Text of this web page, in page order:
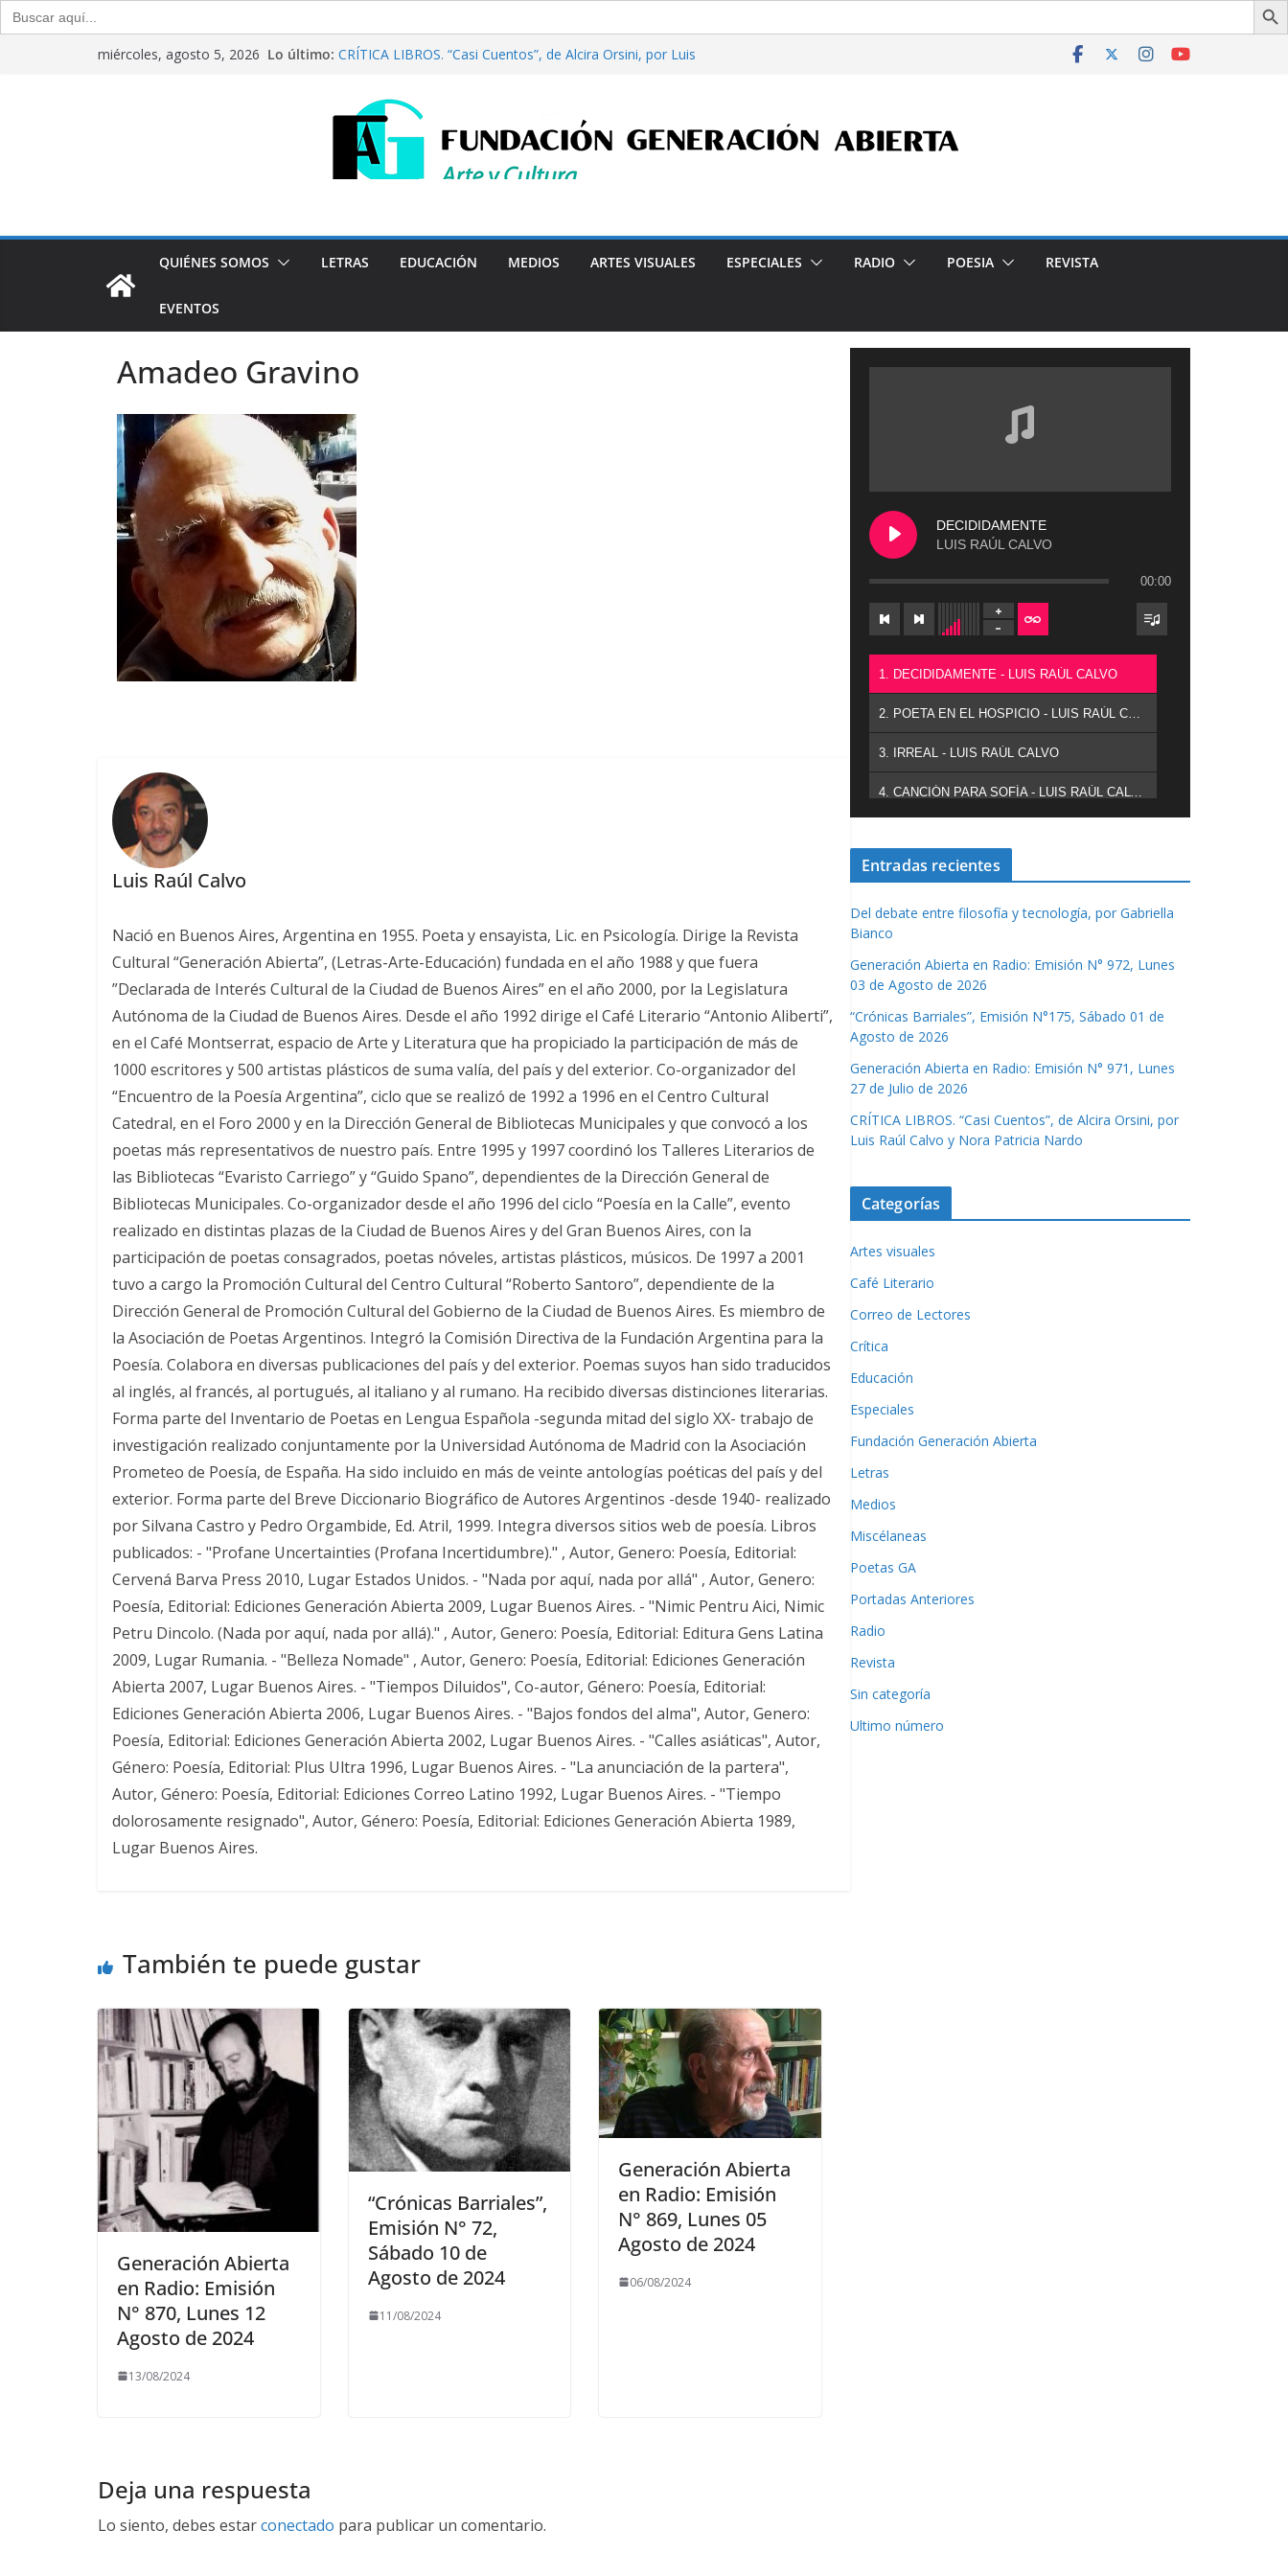
Buscar:
miércoles, agosto 5, 2026 Lo último: CRÍTICA LIBROS. “Casi Cuentos”, de Alcira Orsini, por Luis
Generación Abierta en Radio: Emisión N° 972, Lunes 03 de
Agosto de 2026
“Crónicas Barriales”, Emisión N°175, Sábado 01 de Agosto de
2026
QUIÉNES SOMOS LETRAS EDUCACIÓN MEDIOS ARTES VISUALES ESPECIALES RADIO POESIA REVISTA
EVENTOS
Amadeo Gravino
Luis Raúl Calvo
Nació en Buenos Aires, Argentina en 1955. Poeta y ensayista, Lic. en Psicología. Dirige la Revista
Cultural “Generación Abierta”, (Letras-Arte-Educación) fundada en el año 1988 y que fuera
”Declarada de Interés Cultural de la Ciudad de Buenos Aires” en el año 2000, por la Legislatura
Autónoma de la Ciudad de Buenos Aires. Desde el año 1992 dirige el Café Literario “Antonio Aliberti”,
en el Café Montserrat, espacio de Arte y Literatura que ha propiciado la participación de más de
1000 escritores y 500 artistas plásticos de suma valía, del país y del exterior. Co-organizador del
“Encuentro de la Poesía Argentina”, ciclo que se realizó de 1992 a 1996 en el Centro Cultural
Catedral, en el Foro 2000 y en la Dirección General de Bibliotecas Municipales y que convocó a los
poetas más representativos de nuestro país. Entre 1995 y 1997 coordinó los Talleres Literarios de
las Bibliotecas “Evaristo Carriego” y “Guido Spano”, dependientes de la Dirección General de
Bibliotecas Municipales. Co-organizador desde el año 1996 del ciclo “Poesía en la Calle”, evento
realizado en distintas plazas de la Ciudad de Buenos Aires y del Gran Buenos Aires, con la
participación de poetas consagrados, poetas nóveles, artistas plásticos, músicos. De 1997 a 2001
tuvo a cargo la Promoción Cultural del Centro Cultural “Roberto Santoro”, dependiente de la
Dirección General de Promoción Cultural del Gobierno de la Ciudad de Buenos Aires. Es miembro de
la Asociación de Poetas Argentinos. Integró la Comisión Directiva de la Fundación Argentina para la
Poesía. Colabora en diversas publicaciones del país y del exterior. Poemas suyos han sido traducidos
al inglés, al francés, al portugués, al italiano y al rumano. Ha recibido diversas distinciones literarias.
Forma parte del Inventario de Poetas en Lengua Española -segunda mitad del siglo XX- trabajo de
investigación realizado conjuntamente por la Universidad Autónoma de Madrid con la Asociación
Prometeo de Poesía, de España. Ha sido incluido en más de veinte antologías poéticas del país y del
exterior. Forma parte del Breve Diccionario Biográfico de Autores Argentinos -desde 1940- realizado
por Silvana Castro y Pedro Orgambide, Ed. Atril, 1999. Integra diversos sitios web de poesía. Libros
publicados: - "Profane Uncertainties (Profana Incertidumbre)." , Autor, Genero: Poesía, Editorial:
Cervená Barva Press 2010, Lugar Estados Unidos. - "Nada por aquí, nada por allá" , Autor, Genero:
Poesía, Editorial: Ediciones Generación Abierta 2009, Lugar Buenos Aires. - "Nimic Pentru Aici, Nimic
Petru Dincolo. (Nada por aquí, nada por allá)." , Autor, Genero: Poesía, Editorial: Editura Gens Latina
2009, Lugar Rumania. - "Belleza Nomade" , Autor, Genero: Poesía, Editorial: Ediciones Generación
Abierta 2007, Lugar Buenos Aires. - "Tiempos Diluidos", Co-autor, Género: Poesía, Editorial:
Ediciones Generación Abierta 2006, Lugar Buenos Aires. - "Bajos fondos del alma", Autor, Genero:
Poesía, Editorial: Ediciones Generación Abierta 2002, Lugar Buenos Aires. - "Calles asiáticas", Autor,
Género: Poesía, Editorial: Plus Ultra 1996, Lugar Buenos Aires. - "La anunciación de la partera",
Autor, Género: Poesía, Editorial: Ediciones Correo Latino 1992, Lugar Buenos Aires. - "Tiempo
dolorosamente resignado", Autor, Género: Poesía, Editorial: Ediciones Generación Abierta 1989,
Lugar Buenos Aires.
También te puede gustar
Generación Abierta
en Radio: Emisión
N° 870, Lunes 12
Agosto de 2024
13/08/2024
“Crónicas Barriales”,
Emisión N° 72,
Sábado 10 de
Agosto de 2024
11/08/2024
Generación Abierta
en Radio: Emisión
N° 869, Lunes 05
Agosto de 2024
06/08/2024
Deja una respuesta
Lo siento, debes estarconectado para publicar un comentario.
DECIDIDAMENTE
LUIS RAÚL CALVO
00:00
1. DECIDIDAMENTE - LUIS RAÚL CALVO
2. POETA EN EL HOSPICIO - LUIS RAÚL CALVO
3. IRREAL - LUIS RAÚL CALVO
Entradas recientes
Del debate entre filosofía y tecnología, por Gabriella
Bianco
Generación Abierta en Radio: Emisión N° 972, Lunes
03 de Agosto de 2026
“Crónicas Barriales”, Emisión N°175, Sábado 01 de
Agosto de 2026
Generación Abierta en Radio: Emisión N° 971, Lunes
27 de Julio de 2026
CRÍTICA LIBROS. “Casi Cuentos”, de Alcira Orsini, por
Luis Raúl Calvo y Nora Patricia Nardo
Categorías
Artes visuales
Café Literario
Correo de Lectores
Crítica
Educación
Especiales
Fundación Generación Abierta
Letras
Medios
Miscélaneas
Poetas GA
Portadas Anteriores
Radio
Revista
Sin categoría
Ultimo número